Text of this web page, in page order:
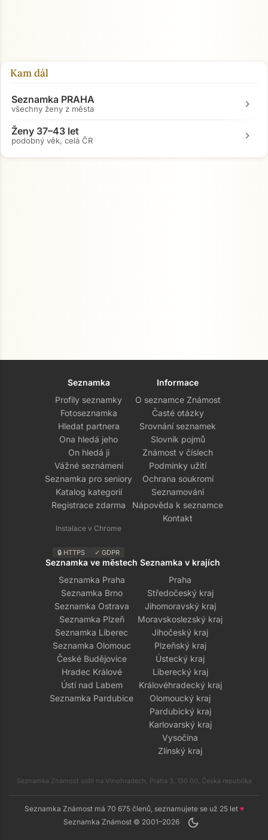
Kam dál
Seznamka PRAHA
všechny ženy z města chevron_right
Ženy 37–43 let
podobný věk, celá ČR chevron_right
Seznamka
Profily seznamky
Fotoseznamka
Hledat partnera
Ona hledá jeho
On hledá ji
Vážné seznámení
Seznamka pro seniory
Katalog kategorií
Registrace zdarma
Instalace v Chrome
🔒 HTTPS ✓ GDPR
Informace
O seznamce Známost
Časté otázky
Srovnání seznamek
Slovník pojmů
Známost v číslech
Podmínky užití
Ochrana soukromí
Seznamování
Nápověda k seznamce
Kontakt
Seznamka ve městech
Seznamka Praha
Seznamka Brno
Seznamka Ostrava
Seznamka Plzeň
Seznamka Liberec
Seznamka Olomouc
České Budějovice
Hradec Králové
Ústí nad Labem
Seznamka Pardubice
Seznamka v krajích
Praha
Středočeský kraj
Jihomoravský kraj
Moravskoslezský kraj
Jihočeský kraj
Plzeňský kraj
Ústecký kraj
Liberecký kraj
Královéhradecký kraj
Olomoucký kraj
Pardubický kraj
Karlovarský kraj
Vysočina
Zlínský kraj
Seznamka Známost sídlí na Vinohradech, Praha 3, 130 00, Česká republika
Seznamka Známost má 70 675 členů, seznamujete se už 25 let ♥
Seznamka Známost © 2001–2026
dark_mode